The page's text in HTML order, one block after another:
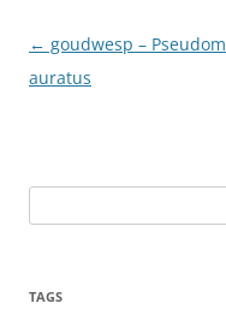
Berichtnavigatie
← goudwesp –
auratus
naar:
TAGS